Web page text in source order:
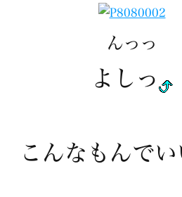
んっっ
よしっ
こんなもんでい